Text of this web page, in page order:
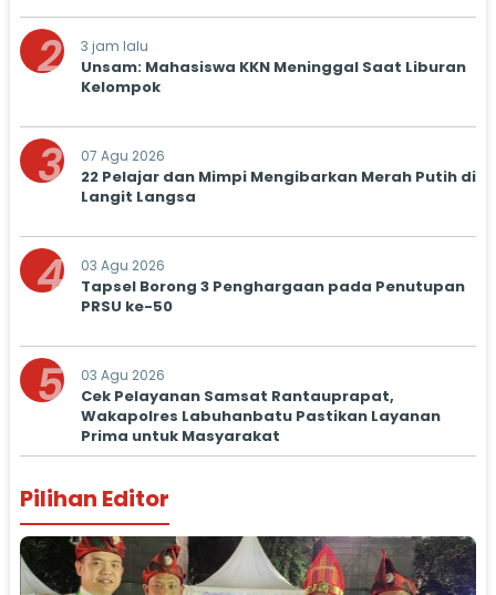
2 3 jam lalu
Unsam: Mahasiswa KKN Meninggal Saat Liburan
Kelompok
3 07 Agu 2026
22 Pelajar dan Mimpi Mengibarkan Merah Putih di
Langit Langsa
4 03 Agu 2026
Tapsel Borong 3 Penghargaan pada Penutupan
PRSU ke-50
5 03 Agu 2026
Cek Pelayanan Samsat Rantauprapat,
Wakapolres Labuhanbatu Pastikan Layanan
Prima untuk Masyarakat
Pilihan Editor